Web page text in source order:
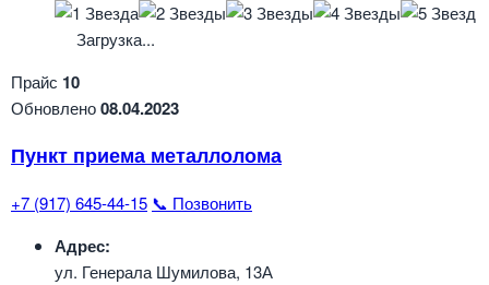
Загрузка...
Прайс 10
Обновлено08.04.2023
Пункт приема металлолома
+7 (917) 645-44-15 📞 Позвонить
Адрес:
ул. Генерала Шумилова, 13А